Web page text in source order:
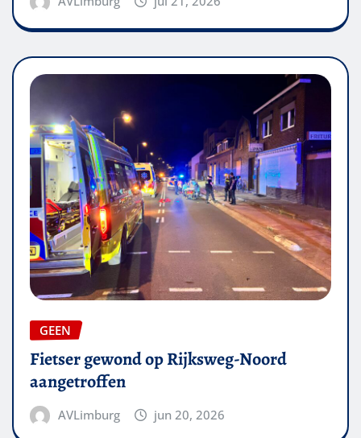
GEEN
Fietser gewond op Rijksweg-Noord
aangetroffen
AVLimburg jun 20, 2026